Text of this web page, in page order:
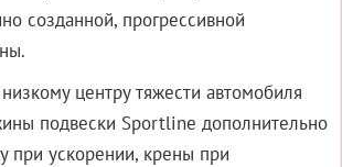
созданной, прогрессивной
центру тяжести автомобиля
подвески Sportline дополнительно
при ускорении, крены при